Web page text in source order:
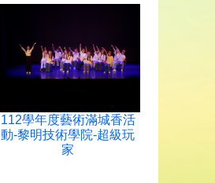
112學年度藝術滿城香活
動-黎明技術學院-超級玩
家